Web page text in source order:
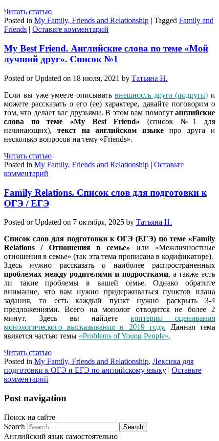
Читать статью
Posted in My Family, Friends and Relationship | Tagged Family and
Friends | Оставьте комментарий
My Best Friend. Английские слова по теме «Mой
лучший друг». Список №1
Posted or Updated on 18 июля, 2021 by Татьяна Н.
Если вы уже умеете описывать внешность друга (подруги) и
можете рассказать о его (ее) характере, давайте поговорим о
том, что делает вас друзьями. В этом вам помогут английские
слова по теме «My Best Friend» (список №1 для
начинающих), текст на английском языке про друга и
несколько вопросов на тему «Friends».
Читать статью
Posted in My Family, Friends and Relationship | Оставьте
комментарий
Family Relations. Список слов для подготовки к
ОГЭ / ЕГЭ
Posted or Updated on 7 октября, 2025 by Татьяна Н.
Список слов для подготовки к ОГЭ (ЕГЭ) по теме «Family
Relations / Отношения в семье» или «Межличностные
отношения в семье» (так эта тема прописана в кодификаторе).
Здесь нужно рассказатьонаиболее распространенных
проблемах между родителями и подростками, а также есть
ли такие проблемы в вашей семье. Однако обратите
внимание, что вам нужно придерживаться пунктов плана
задания, то есть каждый пункт нужно раскрыть 3-4
предложениями. Всего на монолог отводится не более 2
минут. Здесь вы найдетекритерии оценивания
монологического высказывания в 2019 году. Данная тема
является частью темы «Problems of Young People».
Читать статью
Posted in My Family, Friends and Relationship, Лексика для
подготовки к ОГЭ и ЕГЭ по английскому языку | Оставьте
комментарий
Post navigation
Поиск на сайте
Search
Английский язык самостоятельно